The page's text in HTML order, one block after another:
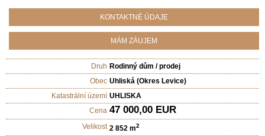
KONTAKTNÉ ÚDAJE
MÁM ZÁUJEM
Druh Rodinný dům / prodej
Obec Uhliská (Okres Levice)
Katastrální území UHLISKA
Cena 47 000,00 EUR
Velikost 2 852 m2